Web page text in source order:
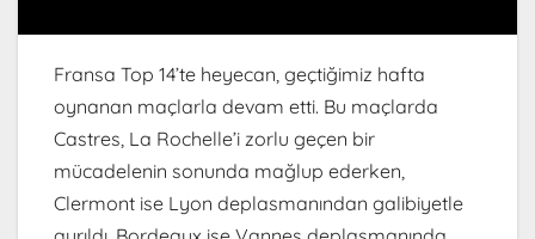
Fransa Top 14’te heyecan, geçtiğimiz hafta
oynanan maçlarla devam etti. Bu maçlarda
Castres, La Rochelle’i zorlu geçen bir
mücadelenin sonunda mağlup ederken,
Clermont ise Lyon deplasmanından galibiyetle